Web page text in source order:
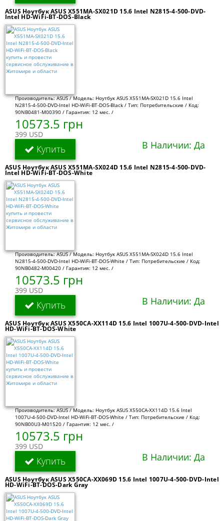
ASUS Ноутбук ASUS X551MA-SX021D 15.6 Intel N2815-4-500-DVD-
Intel HD-WiFi-BT-DOS-Black
Производитель: ASUS / Модель: Ноутбук ASUS X551MA-SX021D 15.6 Intel
N2815-4-500-DVD-Intel HD-WiFi-BT-DOS-Black / Тип: Потребительские / Код:
90NB0481-M00390 / Гарантия: 12 мес. /
10573.5 грн
399 USD
Купить В Наличии: Да
ASUS Ноутбук ASUS X551MA-SX024D 15.6 Intel N2815-4-500-DVD-
Intel HD-WiFi-BT-DOS-White
Производитель: ASUS / Модель: Ноутбук ASUS X551MA-SX024D 15.6 Intel
N2815-4-500-DVD-Intel HD-WiFi-BT-DOS-White / Тип: Потребительские / Код:
90NB0482-M00420 / Гарантия: 12 мес. /
10573.5 грн
399 USD
Купить В Наличии: Да
ASUS Ноутбук ASUS X550CA-XX114D 15.6 Intel 1007U-4-500-DVD-Intel
HD-WiFi-BT-DOS-White
Производитель: ASUS / Модель: Ноутбук ASUS X550CA-XX114D 15.6 Intel
1007U-4-500-DVD-Intel HD-WiFi-BT-DOS-White / Тип: Потребительские / Код:
90NB00U3-M01520 / Гарантия: 12 мес. /
10573.5 грн
399 USD
Купить В Наличии: Да
ASUS Ноутбук ASUS X550CA-XX069D 15.6 Intel 1007U-4-500-DVD-Intel
HD-WiFi-BT-DOS-Dark Gray